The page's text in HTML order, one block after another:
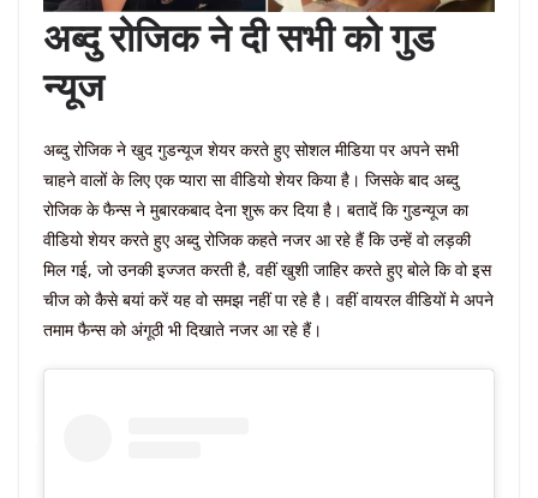
अब्दु रोजिक ने दी सभी को गुड
न्यूज
अब्दु रोजिक ने खुद गुडन्यूज शेयर करते हुए सोशल मीडिया पर अपने सभी
चाहने वालों के लिए एक प्यारा सा वीडियो शेयर किया है। जिसके बाद अब्दु
रोजिक के फैन्स ने मुबारकबाद देना शुरू कर दिया है। बतादें कि गुडन्यूज का
वीडियो शेयर करते हुए अब्दु रोजिक कहते नजर आ रहे हैं कि उन्हें वो लड़की
मिल गई, जो उनकी इज्जत करती है, वहीं खुशी जाहिर करते हुए बोले कि वो इस
चीज को कैसे बयां करें यह वो समझ नहीं पा रहे है। वहीं वायरल वीडियों मे अपने
तमाम फैन्स को अंगूठी भी दिखाते नजर आ रहे हैं।